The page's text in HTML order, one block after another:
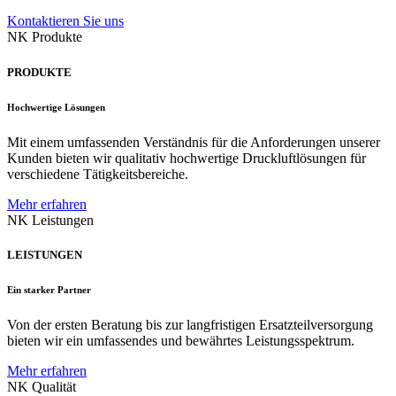
Kontaktieren Sie uns
NK Produkte
PRODUKTE
Hochwertige Lösungen
Mit einem umfassenden Verständnis für die Anforderungen unserer
Kunden bieten wir qualitativ hochwertige Druckluftlösungen für
verschiedene Tätigkeitsbereiche.
Mehr erfahren
NK Leistungen
LEISTUNGEN
Ein starker Partner
Von der ersten Beratung bis zur langfristigen Ersatzteilversorgung
bieten wir ein umfassendes und bewährtes Leistungsspektrum.
Mehr erfahren
NK Qualität